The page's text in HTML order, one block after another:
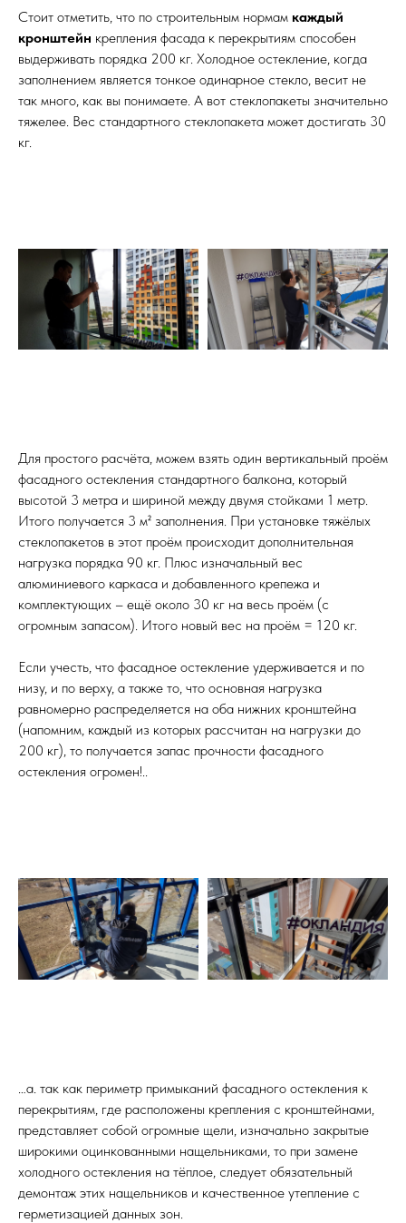
Стоит отметить, что по строительным нормам каждый
кронштейн крепления фасада к перекрытиям способен
выдерживать порядка 200 кг. Холодное остекление, когда
заполнением является тонкое одинарное стекло, весит не
так много, как вы понимаете. А вот стеклопакеты значительно
тяжелее. Вес стандартного стеклопакета может достигать 30
кг.
Для простого расчёта, можем взять один вертикальный проём
фасадного остекления стандартного балкона, который
высотой 3 метра и шириной между двумя стойками 1 метр.
Итого получается 3 м² заполнения. При установке тяжёлых
стеклопакетов в этот проём происходит дополнительная
нагрузка порядка 90 кг. Плюс изначальный вес
алюминиевого каркаса и добавленного крепежа и
комплектующих – ещё около 30 кг на весь проём (с
огромным запасом). Итого новый вес на проём = 120 кг.
Если учесть, что фасадное остекление удерживается и по
низу, и по верху, а также то, что основная нагрузка
равномерно распределяется на оба нижних кронштейна
(напомним, каждый из которых рассчитан на нагрузки до
200 кг), то получается запас прочности фасадного
остекления огромен!..
…а. так как периметр примыканий фасадного остекления к
перекрытиям, где расположены крепления с кронштейнами,
представляет собой огромные щели, изначально закрытые
широкими оцинкованными нащельниками, то при замене
холодного остекления на тёплое, следует обязательный
демонтаж этих нащельников и качественное утепление с
герметизацией данных зон.